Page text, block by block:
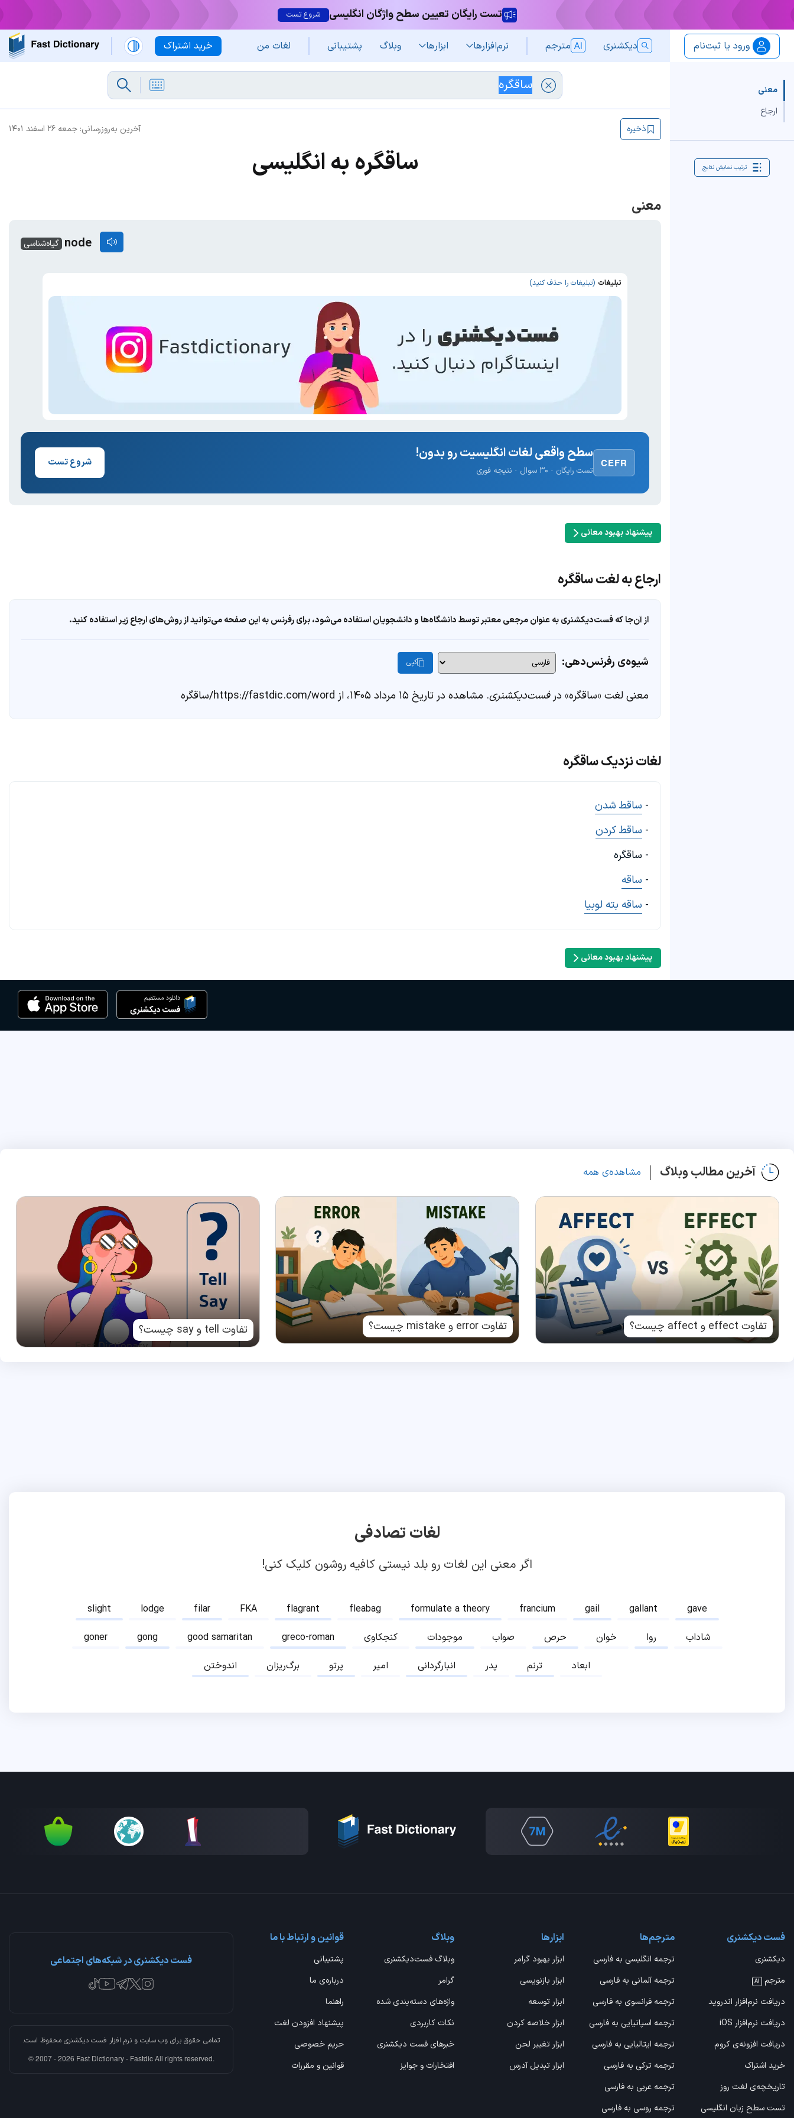
تست رایگان تعیین سطح واژگان انگلیسی شروع تست
خرید اشتراک ورود یا ثبت‌نام دیکشنری مترجم نرم‌افزار‌ها ابزارها وبلاگ پشتیبانی لغات من
معنی
ارجاع
ترتیب نمایش نتایج
آخرین به‌روزرسانی: جمعه ۲۶ اسفند ۱۴۰۱ ذخیره
ساقگره به انگلیسی
معنی
گیاه‌شناسی node
تبلیغات (تبلیغات را حذف کنید)
CEFR
سطح واقعی لغات انگلیسیت رو بدون!
تست رایگان · ۳۰ سوال · نتیجه فوری
شروع تست
پیشنهاد بهبود معانی
ارجاع به لغت ساقگره
از آن‌جا که فست‌دیکشنری به عنوان مرجعی معتبر توسط دانشگاه‌ها و دانشجویان استفاده می‌شود، برای رفرنس به این صفحه می‌توانید از روش‌های ارجاع زیر استفاده کنید.
شیوه‌ی رفرنس‌دهی: کپی
معنی لغت «ساقگره» درفست‌دیکشنری. مشاهده در تاریخ ۱۵ مرداد ۱۴۰۵، از https://fastdic.com/word/ساقگره
لغات نزدیک ساقگره
- ساقط شدن
- ساقط کردن
- ساقگره
- ساقه
- ساقه بته لوبیا
پیشنهاد بهبود معانی
آخرین مطالب وبلاگ مشاهده‌ی همه
تفاوت effect و affect چیست؟ تفاوت error و mistake چیست؟ تفاوت tell و say چیست؟
لغات تصادفی
اگر معنی این لغات رو بلد نیستی کافیه روشون کلیک کنی!
slight lodge filar FKA flagrant fleabag formulate a theory francium gail gallant
gave
goner
gong good samaritan greco-roman کنجکاوی موجودات صواب حرص خوان روا
شاداب
اندوختن
برگ‌ریزان پرتو امیر انبارگردانی پدر ترنم ابعاد
فست دیکشنری
دیکشنری
مترجم
AI
دریافت نرم‌افزار اندروید
دریافت نرم‌افزار iOS
دریافت افزونه‌ی کروم
خرید اشتراک
تاریخچه‌ی لغت روز
تست سطح زبان انگلیسی
مترجم‌ها
ترجمه انگلیسی به فارسی
ترجمه آلمانی به فارسی
ترجمه فرانسوی به فارسی
ترجمه اسپانیایی به فارسی
ترجمه ایتالیایی به فارسی
ترجمه ترکی به فارسی
ترجمه عربی به فارسی
ترجمه روسی به فارسی
ابزارها
ابزار بهبود گرامر
ابزار بازنویسی
ابزار توسعه
ابزار خلاصه کردن
ابزار تغییر لحن
ابزار تبدیل آدرس
وبلاگ
وبلاگ فست‌دیکشنری
گرامر
واژه‌های دسته‌بندی شده
نکات کاربردی
خبرهای فست دیکشنری
افتخارات و جوایز
قوانین و ارتباط با ما
پشتیبانی
درباره‌ی ما
راهنما
پیشنهاد افزودن لغت
حریم خصوصی
قوانین و مقررات
فست دیکشنری در شبکه‌های اجتماعی
تمامی حقوق برای وب سایت و نرم افزار فست دیکشنریمحفوظ است.
© 2007 - 2026 Fast Dictionary - Fastdic All rights reserved.